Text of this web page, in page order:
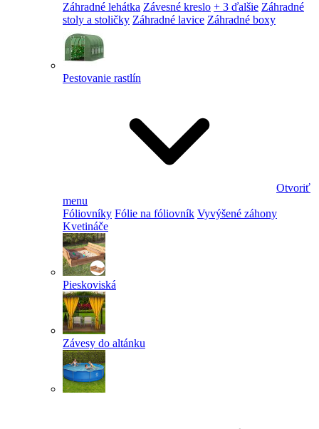
Záhradné lehátka Závesné kreslo + 3 ďalšie Záhradné
stoly a stoličky Záhradné lavice Záhradné boxy
Pestovanie rastlín
Otvoriť
menu
Fóliovníky Fólie na fóliovník Vyvýšené záhony
Kvetináče
Pieskoviská
Závesy do altánku